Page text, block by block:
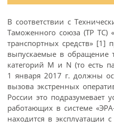
В соответствии с
Таможенного союза (ТР ТС)
транспортных средств» [1]
выпускаемые в обращение
категорий M и N (то есть
1 января 2017 г. должны
вызова экстренных
России это подразумевает
работающих в системе
находится в эксплуатации